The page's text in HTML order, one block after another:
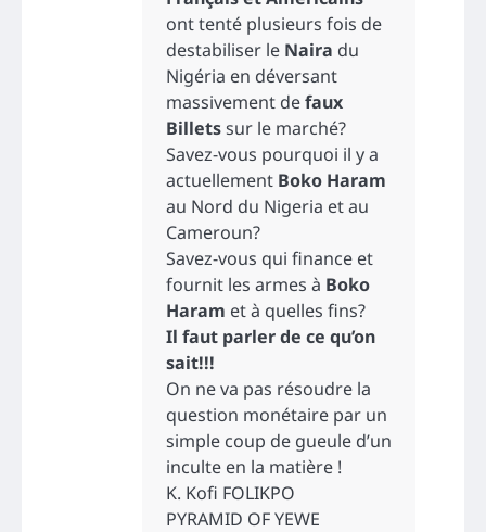
ont tenté plusieurs fois de
destabiliser le Naira du
Nigéria en déversant
massivement defaux
Billetssur le marché?
Savez-vous pourquoi il y a
actuellement Boko Haram
au Nord du Nigeria et au
Cameroun?
Savez-vous qui finance et
fournit les armes à Boko
Haram et à quelles fins?
Il faut parler de ce qu’on
sait!!!
On ne va pas résoudre la
question monétaire par un
simple coup de gueule d’un
inculte en la matière !
K. Kofi FOLIKPO
PYRAMID OF YEWE